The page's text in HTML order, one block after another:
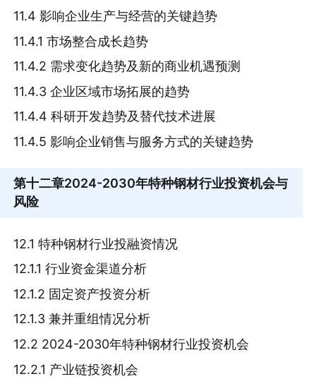
11.4 影响企业生产与经营的关键趋势
11.4.1 市场整合成长趋势
11.4.2 需求变化趋势及新的商业机遇预测
11.4.3 企业区域市场拓展的趋势
11.4.4 科研开发趋势及替代技术进展
11.4.5 影响企业销售与服务方式的关键趋势
第十二章2024-2030年特种钢材行业投资机会与
风险
12.1 特种钢材行业投融资情况
12.1.1 行业资金渠道分析
12.1.2 固定资产投资分析
12.1.3 兼并重组情况分析
12.2 2024-2030年特种钢材行业投资机会
12.2.1 产业链投资机会